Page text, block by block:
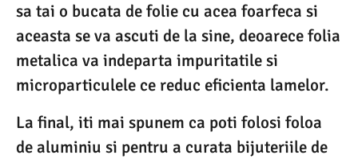
sa tai o bucata de folie cu acea foarfeca si
aceasta se va ascuti de la sine, deoarece folia
metalica va indeparta impuritatile si
microparticulele ce reduc eficienta lamelor.
La final, iti mai spunem ca poti folosi foloa
de aluminiu si pentru a curata bijuteriile de